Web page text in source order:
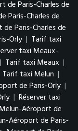
de Paris-Charles de
Paris-Charles de
Paris-Charles de
Orly | Tarif taxi
taxi Meaux-
| Tarif taxi Meaux |
Tarif taxi Melun |
de Paris-Orly |
| Réserver taxi
Aéroport de
Aéroport de Paris-